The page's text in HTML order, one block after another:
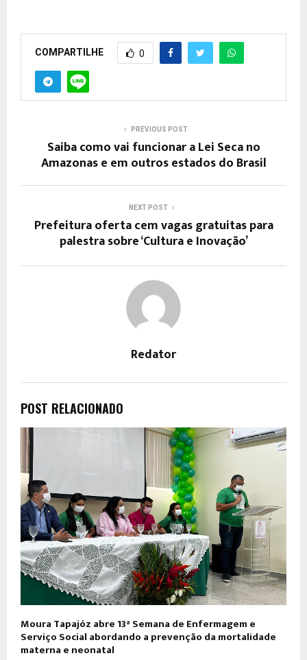
COMPARTILHE 0
PREVIOUS POST
Saiba como vai funcionar a Lei Seca no
Amazonas e em outros estados do Brasil
NEXT POST
Prefeitura oferta cem vagas gratuitas para
palestra sobre ‘Cultura e Inovação’
Redator
POST RELACIONADO
Moura Tapajóz abre 13ª Semana de Enfermagem e
Serviço Social abordando a prevenção da mortalidade
materna e neonatal